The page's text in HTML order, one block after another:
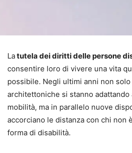
Latutela dei diritti delle persone
consentire loro di vivere una vita
possibile. Negli ultimi anni non
architettoniche si stanno adattando
mobilità, ma in parallelo nuove
accorciano le distanza con chi non
forma di disabilità.